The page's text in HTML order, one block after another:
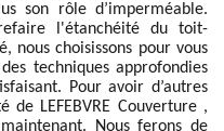
son rôle d’imperméable.
l'étanchéité du toit-
nous choisissons pour vous
techniques approfondies
Pour avoir d’autres
de LEFEBVRE Couverture ,
Nous ferons de